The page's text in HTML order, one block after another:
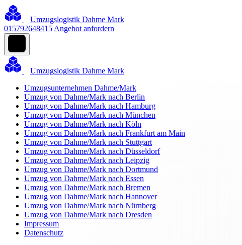
Umzugslogistik Dahme Mark
015792648415 Angebot anfordern
Umzugslogistik Dahme Mark
Umzugsunternehmen Dahme/Mark
Umzug von Dahme/Mark nach Berlin
Umzug von Dahme/Mark nach Hamburg
Umzug von Dahme/Mark nach München
Umzug von Dahme/Mark nach Köln
Umzug von Dahme/Mark nach Frankfurt am Main
Umzug von Dahme/Mark nach Stuttgart
Umzug von Dahme/Mark nach Düsseldorf
Umzug von Dahme/Mark nach Leipzig
Umzug von Dahme/Mark nach Dortmund
Umzug von Dahme/Mark nach Essen
Umzug von Dahme/Mark nach Bremen
Umzug von Dahme/Mark nach Hannover
Umzug von Dahme/Mark nach Nürnberg
Umzug von Dahme/Mark nach Dresden
Impressum
Datenschutz